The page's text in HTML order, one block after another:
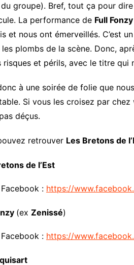
groupe). Bref, tout ça pour
La performance de Full Fonzy
et nous ont émerveillés. C’est
les plombs de la scène. Donc,
risques et périls, avec le titre qui
à une soirée de folie que
Si vous les croisez par chez
déçus.
retrouver Les Bretons de
de l’Est
Facebook : https://
(ex Zenissé)
Facebook : https://